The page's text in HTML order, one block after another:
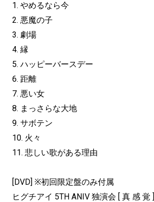
1. やめるなら今
2. 悪魔の子
3. 劇場
4. 縁
5. ハッピーバースデー
6. 距離
7. 悪い女
8. まっさらな大地
9. サボテン
10. 火々
11. 悲しい歌がある理由
[DVD] ※初回限定盤のみ付属
ヒグチアイ 5TH ANIV 独演会 [ 真 感 覚 ]